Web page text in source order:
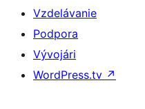
Vzdelávanie
Podpora
Vývojári
WordPress.tv ↗